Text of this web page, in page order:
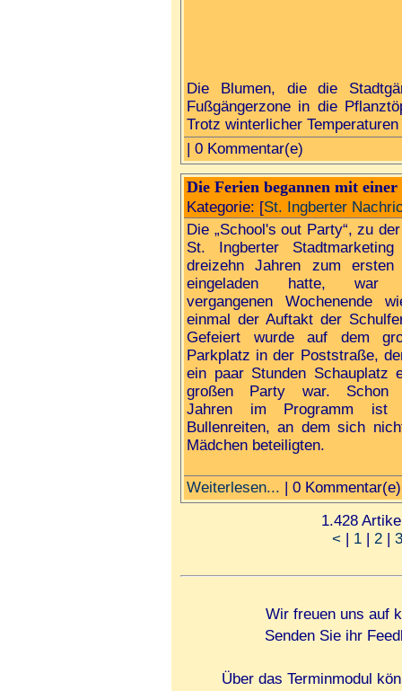
Die Blumen, die die
Fußgängerzone in die
Trotz winterlicher
| 0 Kommentar(e)
Die Ferien begannen mit
Kategorie: [St. Ingberter
Die „School's out Party“, zu
St. Ingberter
dreizehn Jahren zum ersten
eingeladen hatte, war
vergangenen Wochenende
einmal der Auftakt der
Gefeiert wurde auf dem
Parkplatz in der Poststraße,
ein paar Stunden Schauplatz
großen Party war. Schon
Jahren im Programm ist
Bullenreiten, an dem sich
Mädchen beteiligten.
Weiterlesen... | 0 Kommentar(e)
1.428
<
1 2 3
Wir freuen uns auf
Senden Sie ihr
Über das Terminmodul